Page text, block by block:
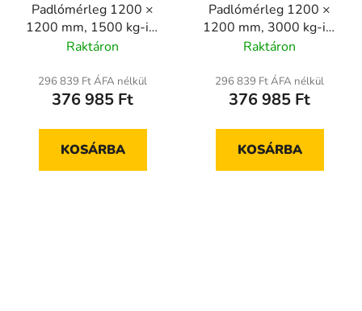
Padlómérleg 1200 ×
1200 mm, 1500 kg-ig,
hitelesített
Raktáron
296 839 Ft ÁFA nélkül
376 985 Ft
KOSÁRBA
Padlómérleg 1200 ×
1200 mm, 3000 kg-ig,
hitelesített
Raktáron
296 839 Ft ÁFA nélkül
376 985 Ft
KOSÁRBA